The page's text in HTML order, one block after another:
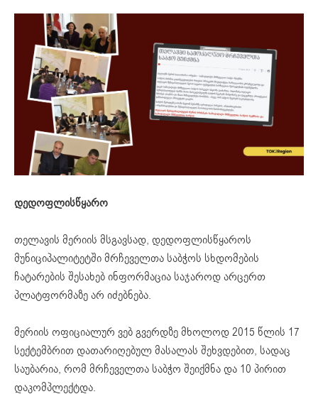
დედოფლისწყარო
თელავის მერიის მსგავსად, დედოფლისწყაროს
მუნიციპალიტეტში მრჩეველთა საბჭოს სხდომების
ჩატარების შესახებ ინფორმაცია საჯაროდ არცერთ
პლატფორმაზე არ იძებნება.
მერიის ოფიციალურ ვებ გვერდზე მხოლოდ 2015 წლის 17
სექტემბრით დათარიღებულ მასალას შეხვდებით, სადაც
საუბარია, რომ მრჩეველთა საბჭო შეიქმნა და 10 პირით
დაკომპლექტდა.